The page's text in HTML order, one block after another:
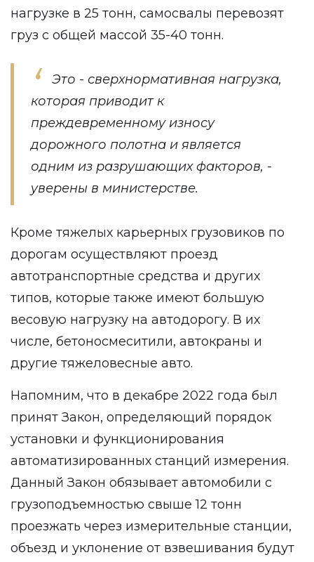
нагрузке в 25 тонн, самосвалы перевозят
груз с общей массой 35-40 тонн.
Это - сверхнормативная нагрузка,
которая приводит к
преждевременному износу
дорожного полотна и является
одним из разрушающих факторов, -
уверены в министерстве.
Кроме тяжелых карьерных грузовиков по
дорогам осуществляют проезд
автотранспортные средства и других
типов, которые также имеют большую
весовую нагрузку на автодорогу. В их
числе, бетоносмеситили, автокраны и
другие тяжеловесные авто.
Напомним, что в декабре 2022 года был
принят Закон, определяющий порядок
установки и функционирования
автоматизированных станций измерения.
Данный Закон обязывает автомобили с
грузоподъемностью свыше 12 тонн
проезжать через измерительные станции,
объезд и уклонение от взвешивания будут